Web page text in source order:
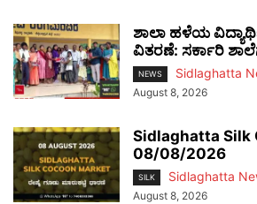
ಶಾಲಾ ಹಳೆಯ
ವಿತರಣೆ: ಸರ್ಕಾರಿ
NEWS Sidlaghatta
August 8, 2026
Sidlaghatta Silk
08/08/2026
SILK Sidlaghatta
August 8, 2026